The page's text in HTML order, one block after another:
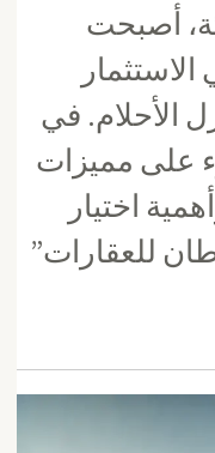
أصبحت
الأحلام. في
على مميزات
اختيار
للعقارات”